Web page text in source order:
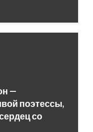
—
поэтессы,
со